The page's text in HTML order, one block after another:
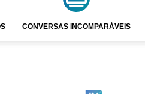
CONVERSAS INCOMPARÁVEIS